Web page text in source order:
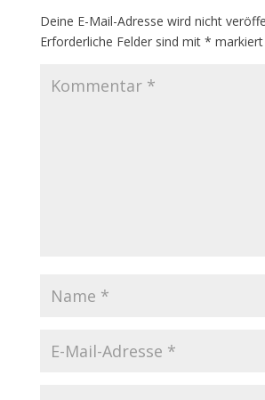
Deine E-Mail-Adresse wird nicht
Erforderliche Felder sind mit * markiert